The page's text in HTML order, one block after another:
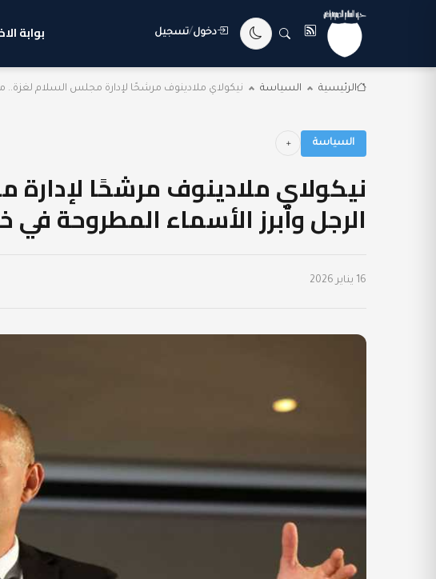
دخول/تسجيل بوابة
الرئيسية السياسة نيكولاي ملادينوف مرشحًا لإدارة مجلس السلام لغزة..
السياسة
نيكولاي ملادينوف مرشحًا
الرجل وأبرز الأسماء المطروحة
16 يناير 2026